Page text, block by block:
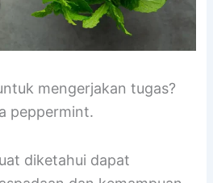
mengerjakan tugas?
peppermint.
diketahui dapat